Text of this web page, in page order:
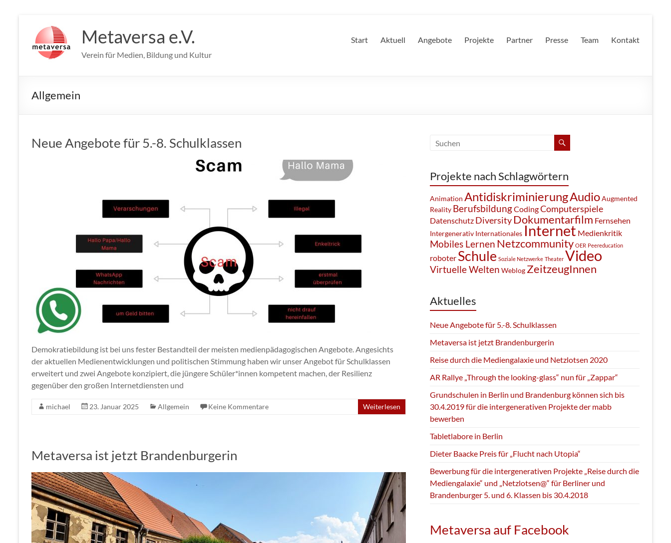
springen
Metaversa e.V.
Verein für Medien, Bildung und Kultur
Start Aktuell Angebote Projekte Partner Presse Team Kontakt
Allgemein
Neue Angebote für 5.-8. Schulklassen
Demokratiebildung ist bei uns fester Bestandteil der meisten medienpädagogischen Angebote. Angesichts
der aktuellen Medienentwicklungen und politischen Stimmung haben wir unser Angebot für Schulklassen
erweitert und zwei Angebote konzipiert, die jüngere Schüler*innen kompetent machen, der Resilienz
gegenüber den großen Internetdiensten und
michael 23. Januar 2025 Allgemein Keine Kommentare Weiterlesen
Metaversa ist jetzt Brandenburgerin
Projekte nach Schlagwörtern
Animation AntidiskriminierungAudioAugmented
Reality BerufsbildungCodingComputerspiele
Datenschutz DiversityDokumentarfilm Fernsehen
Intergenerativ Internationales Internet Medienkritik
Mobiles Lernen Netzcommunity OER Peereducation
roboter Schule Soziale Netzwerke Theater Video
Virtuelle Welten Weblog ZeitzeugInnen
Aktuelles
Neue Angebote für 5.-8. Schulklassen
Metaversa ist jetzt Brandenburgerin
Reise durch die Mediengalaxie und Netzlotsen 2020
AR Rallye „Through the looking-glass“ nun für „Zappar“
Grundschulen in Berlin und Brandenburg können sich bis
30.4.2019 für die intergenerativen Projekte der mabb
bewerben
Tabletlabore in Berlin
Dieter Baacke Preis für „Flucht nach Utopia“
Bewerbung für die intergenerativen Projekte „Reise durch die
Mediengalaxie“ und „Netzlotsen@“ für Berliner und
Brandenburger 5. und 6. Klassen bis 30.4.2018
Metaversa auf Facebook